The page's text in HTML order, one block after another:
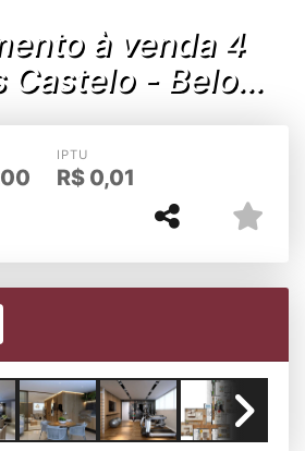
à venda 4
Castelo - Belo
MG
IPTU
R$ 0,01